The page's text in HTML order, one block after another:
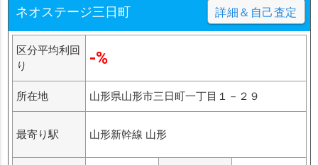
ネオステージ三日町 詳細＆自己査定
区分平均利回
り
-%
所在地 山形県山形市三日町一丁目１－２９
最寄り駅 山形新幹線 山形